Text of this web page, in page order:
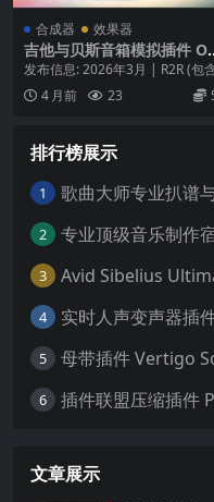
合成器 效果器
吉他与贝斯音箱模拟插件
rloud TH-U v2.0.12-WiN
发布信息: 2026年3月 | R2R (包
eygen) 软件类型: 综合...
4 月前 23
排行榜展示
1
2
3
4
5
6
文章展示